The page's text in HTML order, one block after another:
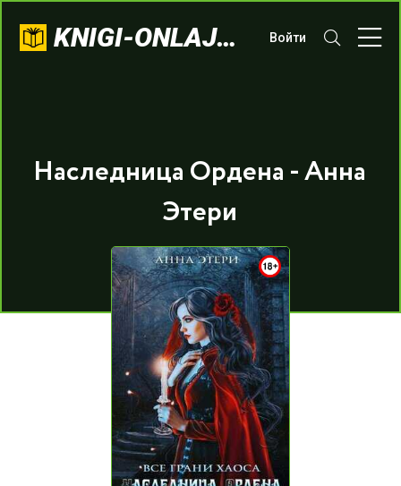
KNIGI-ONLAJN.COM Войти
Наследница Ордена - Анна
Этери